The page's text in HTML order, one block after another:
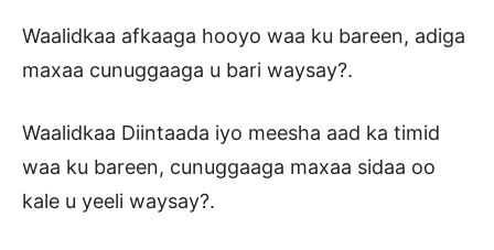
Waalidkaa afkaaga hooyo waa ku bareen, adiga
maxaa cunuggaaga u bari waysay?.
Waalidkaa Diintaada iyo meesha aad ka timid
waa ku bareen, cunuggaaga maxaa sidaa oo
kale u yeeli waysay?.